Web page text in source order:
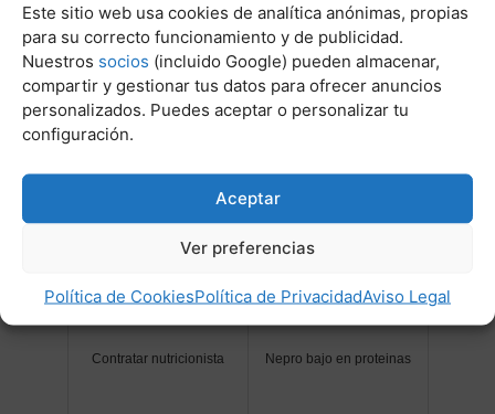
Este sitio web usa cookies de analítica anónimas, propias
para su correcto funcionamiento y de publicidad.
Nuestros socios (incluido Google) pueden almacenar,
compartir y gestionar tus datos para ofrecer anuncios
personalizados. Puedes aceptar o personalizar tu
configuración.
Aceptar
Ver preferencias
Política de CookiesPolítica de PrivacidadAviso Legal
picante de las cebollas crudas, las cebollas
ligeramente cocinadas siguen aportando un
sinfín de beneficios para la salud.»
Post Relacionados:
Contratar nutricionista Nepro bajo en proteinas